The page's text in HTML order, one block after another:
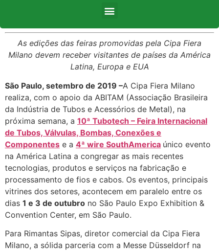
As edições das feiras promovidas pela Cipa Fiera
Milano devem receber visitantes de países da América
Latina, Europa e EUA
São Paulo, setembro de 2019 –A Cipa Fiera Milano
realiza, com o apoio da ABITAM (Associação Brasileira
da Indústria de Tubos e Acessórios de Metal), na
próxima semana, a 10ª Tubotech – Feira Internacional
de Tubos, Válvulas, Bombas, Conexões e
Componentes e a 4ª wire SouthAmerica único evento
na América Latina a congregar as mais recentes
tecnologias, produtos e serviços na fabricação e
processamento de fios e cabos. Os eventos, principais
vitrines dos setores, acontecem em paralelo entre os
dias 1 e 3 de outubro no São Paulo Expo Exhibition &
Convention Center, em São Paulo.
Para Rimantas Sipas, diretor comercial da Cipa Fiera
Milano, a sólida parceria com a Messe Düsseldorf na